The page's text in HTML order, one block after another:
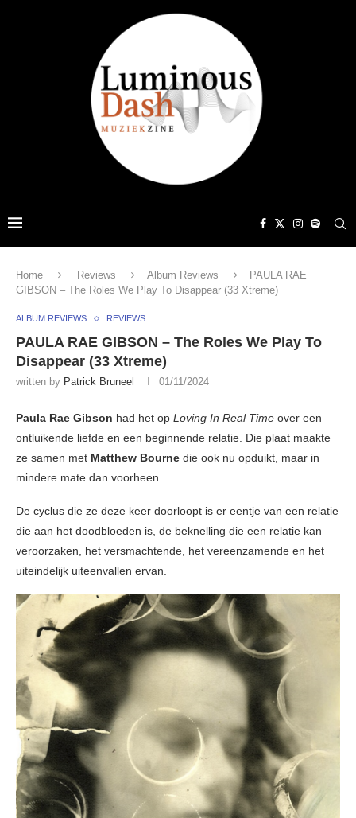
Home Reviews Album Reviews
PAULA RAE
GIBSON – The Roles We Play To Disappear (33 Xtreme)
ALBUM REVIEWS REVIEWS
PAULA RAE GIBSON – The Roles We Play To
Disappear (33 Xtreme)
written by Patrick Bruneel 01/11/2024
Paula Rae Gibson had het op Loving In Real Time over een
ontluikende liefde en een beginnende relatie. Die plaat maakte
ze samen met Matthew Bourne die ook nu opduikt, maar in
mindere mate dan voorheen.
De cyclus die ze deze keer doorloopt is er eentje van een relatie
die aan het doodbloeden is, de beknelling die een relatie kan
veroorzaken, het versmachtende, het vereenzamende en het
uiteindelijk uiteenvallen ervan.